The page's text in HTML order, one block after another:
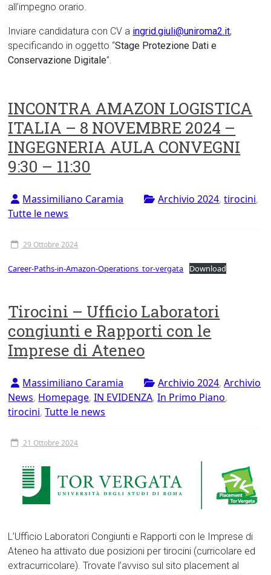
all’impegno orario.
Inviare candidatura con CV a ingrid.giuli@uniroma2.it,
specificando in oggetto “Stage Protezione Dati e
Conservazione Digitale”.
INCONTRA AMAZON LOGISTICA
ITALIA – 8 NOVEMBRE 2024 –
INGEGNERIA AULA CONVEGNI
9:30 – 11:30
Massimiliano Caramia Archivio 2024,tirocini,
Tutte le news
29 Ottobre 2024
Career-Paths-in-Amazon-Operations_tor-vergata Download
Tirocini – Ufficio Laboratori
congiunti e Rapporti con le
Imprese di Ateneo
Massimiliano Caramia Archivio 2024,Archivio
News, Homepage,IN EVIDENZA,In Primo Piano,
tirocini,Tutte le news
21 Ottobre 2024
L’Ufficio Laboratori Congiunti e Rapporti con le Imprese di
Ateneo ha attivato due posizioni per tirocini (curricolare ed
extracurricolare). Trovate l’avviso sul sito placement al